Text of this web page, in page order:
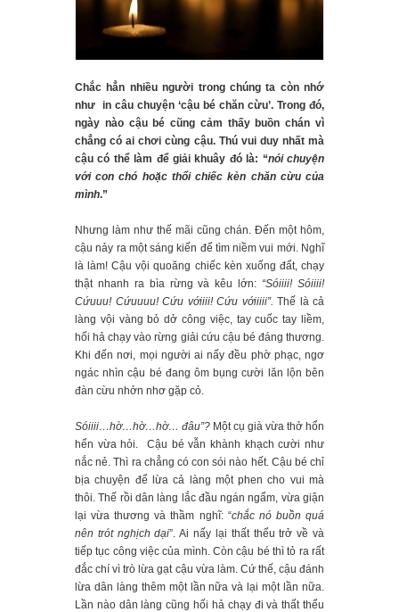
Chắc hẳn nhiều người trong chúng ta còn nhớ
như in câu chuyện ‘cậu bé chăn cừu’. Trong đó,
ngày nào cậu bé cũng cảm thấy buồn chán vì
chẳng có ai chơi cùng cậu. Thú vui duy nhất mà
cậu có thể làm để giải khuây đó là: “nói chuyện
với con chó hoặc thổi chiếc kèn chăn cừu của
mình.”
Nhưng làm như thế mãi cũng chán. Đến một hôm,
cậu nảy ra một sáng kiến để tìm niềm vui mới. Nghĩ
là làm! Cậu vội quoăng chiếc kèn xuống đất, chạy
thật nhanh ra bìa rừng và kêu lớn: “Sóiiii! Sóiiii!
Cứuuu! Cứuuuu! Cứu vớiiii! Cứu vớiiiii”. Thế là cả
làng vội vàng bỏ dở công việc, tay cuốc tay liềm,
hối hả chạy vào rừng giải cứu cậu bé đáng thương.
Khi đến nơi, mọi người ai nấy đều phờ phạc, ngơ
ngác nhìn cậu bé đang ôm bụng cười lăn lộn bên
đàn cừu nhởn nhơ gặp cỏ.
Sóiiii…hờ…hờ…hờ… đâu”? Một cụ già vừa thở hổn
hển vừa hỏi. Cậu bé vẫn khành khạch cười như
nắc nẻ. Thì ra chẳng có con sói nào hết. Cậu bé chỉ
bịa chuyện để lừa cả làng một phen cho vui mà
thôi. Thế rồi dân làng lắc đầu ngán ngẩm, vừa giận
lại vừa thương và thầm nghĩ: “chắc nó buồn quá
nên trót nghịch dại”. Ai nấy lại thất thểu trở về và
tiếp tục công việc của mình. Còn cậu bé thì tỏ ra rất
đắc chí vì trò lừa gạt cậu vừa làm. Cứ thế, cậu đánh
lừa dân làng thêm một lần nữa và lại một lần nữa.
Lần nào dân làng cũng hối hả chạy đi và thất thểu